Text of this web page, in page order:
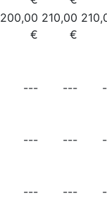
200,00
€
210,00
€
--- ---
--- ---
--- ---